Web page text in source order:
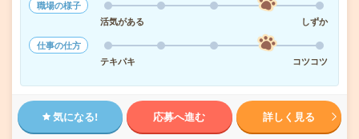
職場の様子
活気がある
しずか
仕事の仕方
テキパキ
コツコツ
気になる! 応募へ進む 詳しく見る